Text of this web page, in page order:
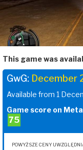
This game was
GwG: December
Available from 1
Game score on
75
POWYŻSZE CENY